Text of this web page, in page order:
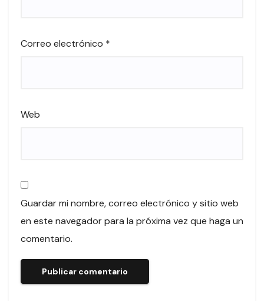
Correo electrónico *
Web
Guardar mi nombre, correo electrónico y sitio web
en este navegador para la próxima vez que haga un
comentario.